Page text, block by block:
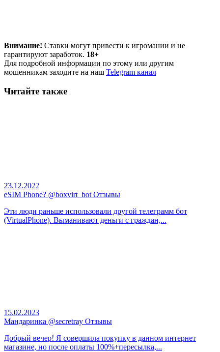
Внимание! Ставки могут привести к игромании и не
гарантируют заработок. 18+
Для подробной информации по этому или другим
мошенникам заходите на наш Telegram канал
Читайте также
23.12.2022
eSIM Phone? @boxvirt_bot Отзывы
Эти люди раньше использовали другой телеграмм бот
(VirtualPhone). Выманивают деньги с граждан,...
15.02.2023
Мандаринка @secretray Отзывы
Добрый вечер! Я совершила покупку в данном интернет
магазине, но после оплаты 100%+пересылка,...